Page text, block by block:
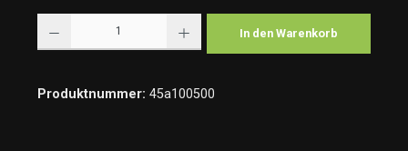
In den Warenkorb
Produktnummer: 45a100500